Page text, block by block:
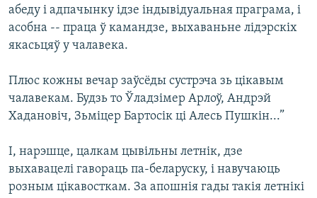
абеду і адпачынку ідзе індывідуальная праграма, і
асобна -- праца ў камандзе, выхаваньне лідэрскіх
якасьцяў у чалавека.
Плюс кожны вечар заўсёды сустрэча зь цікавым
чалавекам. Будзь то Ўладзімер Арлоў, Андрэй
Хадановіч, Зьміцер Бартосік ці Алесь Пушкін...”
І, нарэшце, цалкам цывільны летнік, дзе
выхавацелі гавораць па-беларуску, і навучаюць
розным цікавосткам. За апошнія гады такія летнікі